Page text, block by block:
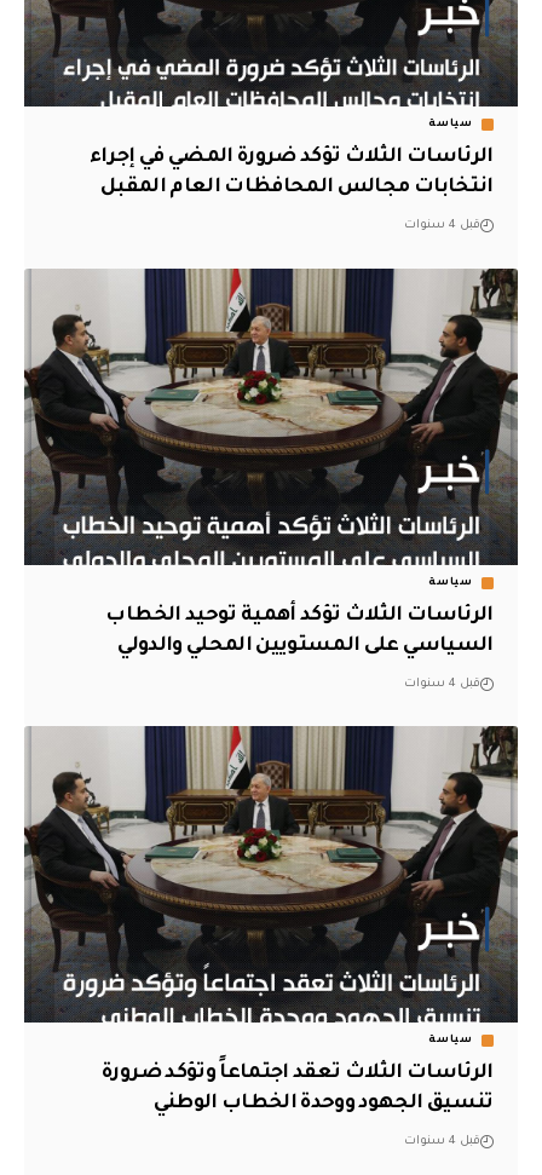
سياسة
الرئاسات الثلاث تؤكد ضرورة المضي في إجراء
انتخابات مجالس المحافظات العام المقبل
قبل 4 سنوات
سياسة
الرئاسات الثلاث تؤكد أهمية توحيد الخطاب
السياسي على المستويين المحلي والدولي
قبل 4 سنوات
سياسة
الرئاسات الثلاث تعقد اجتماعاً وتؤكد ضرورة
تنسيق الجهود ووحدة الخطاب الوطني
قبل 4 سنوات